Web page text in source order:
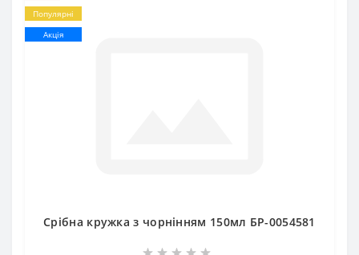
Популярні
Акція
Срібна кружка з чорнінням 150мл БР-0054581